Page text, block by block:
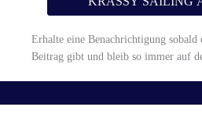
Erhalte eine Benachrichtigung sobald
Beitrag gibt und bleib so immer auf